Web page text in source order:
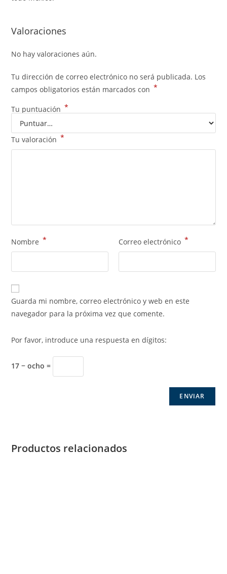
Valoraciones
No hay valoraciones aún.
Tu dirección de correo electrónico no será publicada. Los
campos obligatorios están marcados con *
Tu puntuación *
Tu valoración *
Nombre * Correo electrónico *
Guarda mi nombre, correo electrónico y web en este
navegador para la próxima vez que comente.
Por favor, introduce una respuesta en dígitos:
17 − ocho =
Productos relacionados